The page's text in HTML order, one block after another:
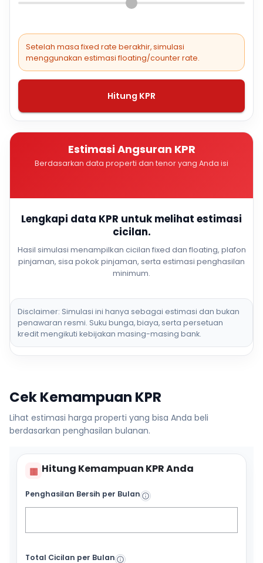
Setelah masa fixed rate berakhir, simulasi
menggunakan estimasi floating/counter rate.
Hitung KPR
Estimasi Angsuran KPR
Berdasarkan data properti dan tenor yang Anda isi
Lengkapi data KPR untuk melihat estimasi
cicilan.
Hasil simulasi menampilkan cicilan fixed dan floating, plafon
pinjaman, sisa pokok pinjaman, serta estimasi penghasilan
minimum.
Disclaimer: Simulasi ini hanya sebagai estimasi dan bukan
penawaran resmi. Suku bunga, biaya, serta persetuan
kredit mengikuti kebijakan masing-masing bank.
Cek Kemampuan KPR
Lihat estimasi harga properti yang bisa Anda beli
berdasarkan penghasilan bulanan.
▦ Hitung Kemampuan KPR Anda
Penghasilan Bersih per Bulan
Total Cicilan per Bulan